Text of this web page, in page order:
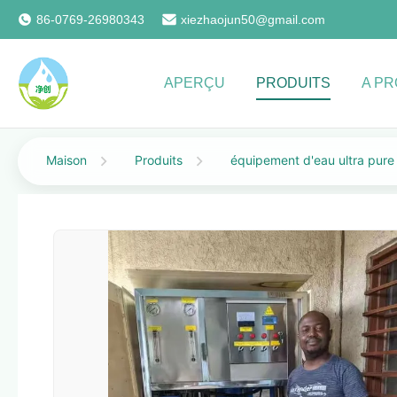
86-0769-26980343 xiezhaojun50@gmail.com
APERÇU PRODUITS A
Maison Produits équipement d'eau ultra pure